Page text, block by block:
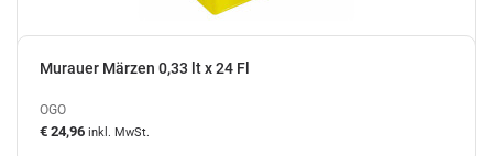
Murauer Märzen 0,33 lt x 24 Fl
OGO
€ 24,96 inkl. MwSt.